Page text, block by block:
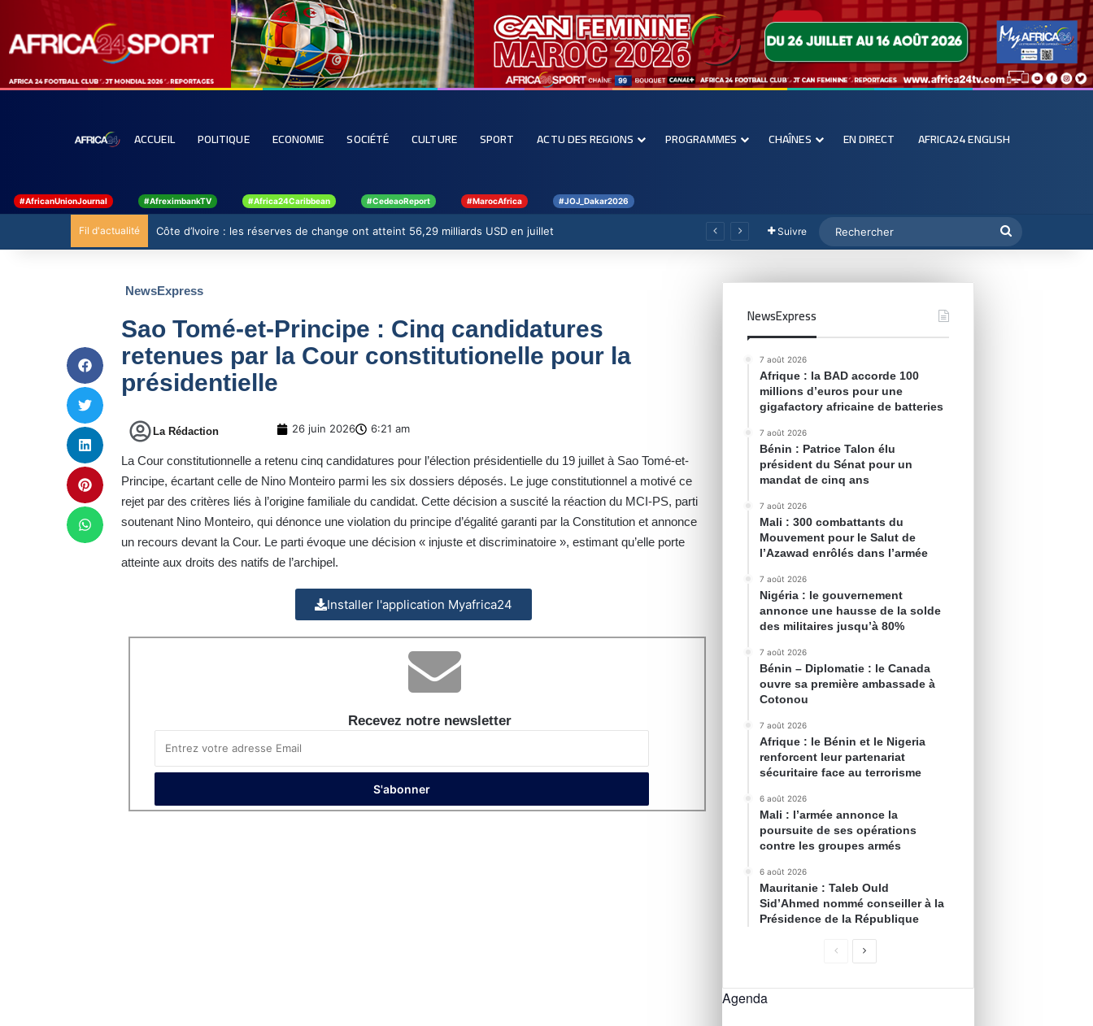
ACCUEIL POLITIQUE ECONOMIE SOCIÉTÉ CULTURE SPORT ACTU DES REGIONS PROGRAMMES CHAÎNES EN DIRECT AFRICA24 ENGLISH
#AfricanUnionJournal #AfreximbankTV #Africa24Caribbean #CedeaoReport #MarocAfrica #JOJ_Dakar2026
Fil d'actualité Côte d’Ivoire : les réserves de change ont atteint 56,29 milliards USD en juillet Suivre
NewsExpress
Sao Tomé-et-Principe : Cinq candidatures
retenues par la Cour constitutionelle pour la
présidentielle
La Rédaction 26 juin 2026 6:21 am
La Cour constitutionnelle a retenu cinq candidatures pour l’élection présidentielle du 19 juillet à Sao Tomé-et-
Principe, écartant celle de Nino Monteiro parmi les six dossiers déposés. Le juge constitutionnel a motivé ce
rejet par des critères liés à l’origine familiale du candidat. Cette décision a suscité la réaction du MCI-PS, parti
soutenant Nino Monteiro, qui dénonce une violation du principe d’égalité garanti par la Constitution et annonce
un recours devant la Cour. Le parti évoque une décision « injuste et discriminatoire », estimant qu’elle porte
atteinte aux droits des natifs de l’archipel.
Installer l'application Myafrica24
Recevez notre newsletter
NewsExpress
7 août 2026
Afrique : la BAD accorde 100
millions d’euros pour une
gigafactory africaine de batteries
7 août 2026
Bénin : Patrice Talon élu
président du Sénat pour un
mandat de cinq ans
7 août 2026
Mali : 300 combattants du
Mouvement pour le Salut de
l’Azawad enrôlés dans l’armée
7 août 2026
Nigéria : le gouvernement
annonce une hausse de la solde
des militaires jusqu’à 80%
7 août 2026
Bénin – Diplomatie : le Canada
ouvre sa première ambassade à
Cotonou
7 août 2026
Afrique : le Bénin et le Nigeria
renforcent leur partenariat
sécuritaire face au terrorisme
6 août 2026
Mali : l’armée annonce la
poursuite de ses opérations
contre les groupes armés
6 août 2026
Mauritanie : Taleb Ould
Sid’Ahmed nommé conseiller à la
Présidence de la République
Agenda